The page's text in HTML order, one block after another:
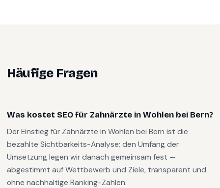
Häufige Fragen
Was kostet SEO für Zahnärzte in Wohlen bei Bern?
Der Einstieg für Zahnärzte in Wohlen bei Bern ist die
bezahlte Sichtbarkeits-Analyse; den Umfang der
Umsetzung legen wir danach gemeinsam fest —
abgestimmt auf Wettbewerb und Ziele, transparent und
ohne nachhaltige Ranking-Zahlen.